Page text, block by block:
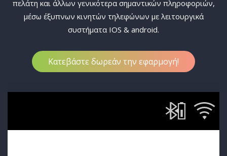
πελάτη και άλλων γενικότερα σημαντικών πληροφοριών,
μέσω έξυπνων κινητών τηλεφώνων με λειτουργικά
συστήματα IOS & android.
Κατεβάστε δωρεάν την εφαρμογή!